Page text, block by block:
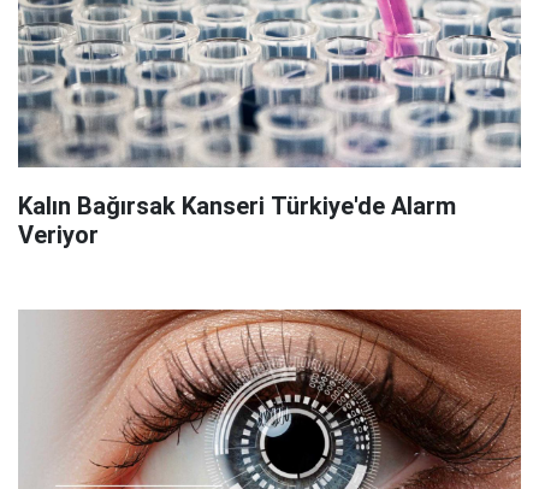
Kalın Bağırsak Kanseri Türkiye'de Alarm
Veriyor